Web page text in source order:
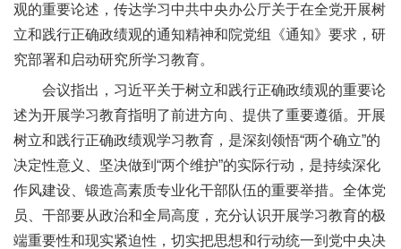
团
技
台
成
观的重要论述，传达学习中共中央办公厅关于在全党开展树
立和践行正确政绩观的通知精神和院党组《通知》要求，研
究部署和启动研究所学习教育。
会议指出，习近平关于树立和践行正确政绩观的重要论
述为开展学习教育指明了前进方向、提供了重要遵循。开展
树立和践行正确政绩观学习教育，是深刻领悟“两个确立”的
决定性意义、坚决做到“两个维护”的实际行动，是持续深化
作风建设、锻造高素质专业化干部队伍的重要举措。全体党
员、干部要从政治和全局高度，充分认识开展学习教育的极
端重要性和现实紧迫性，切实把思想和行动统一到党中央决